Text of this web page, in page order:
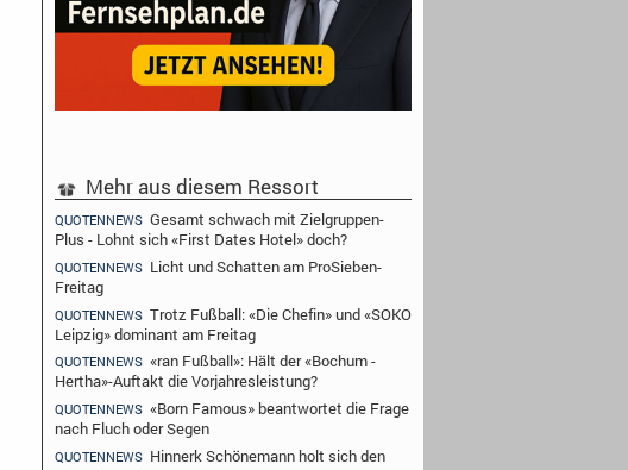
Mehr aus diesem Ressort
QUOTENNEWS Gesamt schwach mit Zielgruppen-
Plus - Lohnt sich «First Dates Hotel» doch?
QUOTENNEWS Licht und Schatten am ProSieben-
Freitag
QUOTENNEWS Trotz Fußball: «Die Chefin» und «SOKO
Leipzig» dominant am Freitag
QUOTENNEWS «ran Fußball»: Hält der «Bochum -
Hertha»-Auftakt die Vorjahresleistung?
QUOTENNEWS «Born Famous» beantwortet die Frage
nach Fluch oder Segen
QUOTENNEWS Hinnerk Schönemann holt sich den